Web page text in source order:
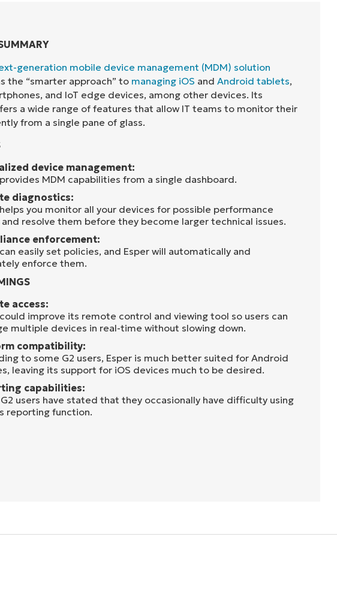
generation mobile device management (MDM) solution
the “smarter approach” to managing iOS and Android tablets,
and IoT edge devices, among other devices. Its
a wide range of features that allow IT teams to monitor their
from a single pane of glass.
device management:
MDM capabilities from a single dashboard.
diagnostics:
you monitor all your devices for possible performance
and resolve them before they become larger technical issues.
enforcement:
easily set policies, and Esper will automatically and
enforce them.
access:
improve its remote control and viewing tool so users can
multiple devices in real-time without slowing down.
compatibility:
to some G2 users, Esper is much better suited for Android
leaving its support for iOS devices much to be desired.
capabilities:
users have stated that they occasionally have difficulty using
reporting function.